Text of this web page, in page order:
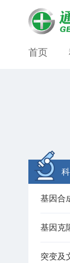
首页
基因合
基因克
突变及